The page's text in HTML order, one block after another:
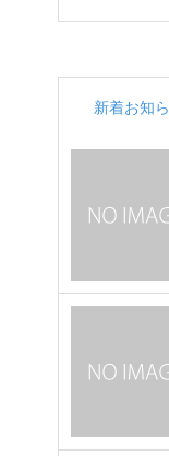
新着お知